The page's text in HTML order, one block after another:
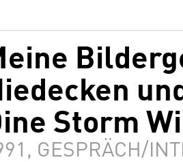
Storm
GESPRÄCH/